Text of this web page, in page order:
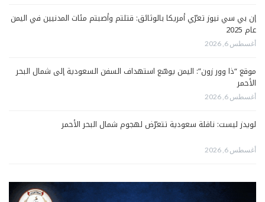
إن بي سي نيوز تعرّي أمريكا بالوثائق: قتلتم وأصبتم مئات المدنيين في اليمن
عام 2025
أغسطس 6, 2026
موقع “ذا وور زون”: اليمن يوسّع استهداف السفن السعودية إلى شمال البحر
الأحمر
أغسطس 6, 2026
لويدز ليست: ناقلة سعودية تتعرّض لهجوم شمال البحر الأحمر
أغسطس 6, 2026